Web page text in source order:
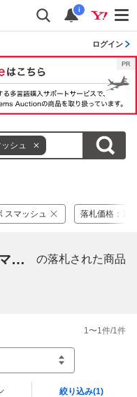
i
ログイン
シュ
スマッシュ 落札価格 ：
「ロックマン アミーボ スマッシュ」 の落札された商品
1 〜1 件/1 件
絞り込み(1)